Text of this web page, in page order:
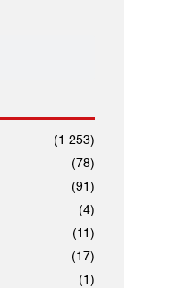
(1 253)
(78)
(91)
(4)
(11)
(17)
(1)